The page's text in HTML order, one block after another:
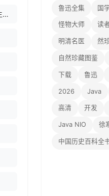
自然珍藏图鉴丛书·恐龙与史前生命：200多种恐龙和始祖生物的详细资料.pdf
鲁迅全集 国
怪物大师 读
明清名医 然
自然珍藏图鉴
下载 鲁迅
2026 Java
高清 开发
Java NIO 徐
中国历史百科全